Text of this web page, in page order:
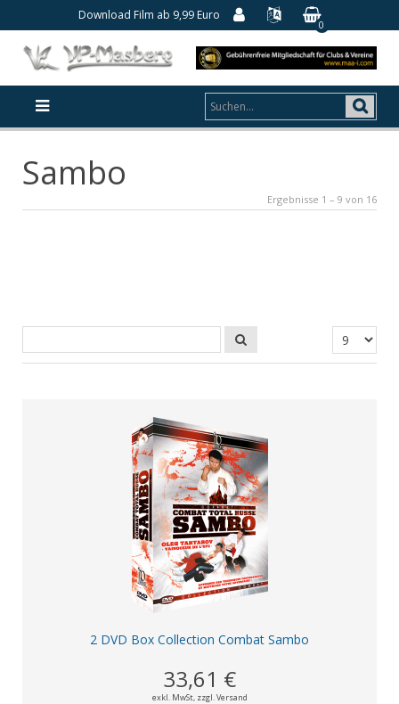
Download Film ab 9,99 Euro
0
Sambo
Ergebnisse 1 – 9 von 16
2 DVD Box Collection Combat Sambo
33,61 €
exkl. MwSt, zzgl. Versand